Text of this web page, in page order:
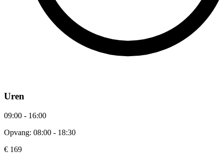
Uren
09:00 - 16:00
Opvang: 08:00 - 18:30
€ 169